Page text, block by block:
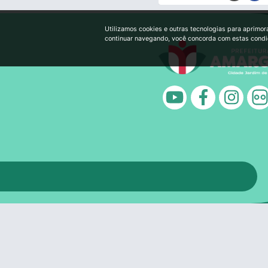
Utilizamos cookies e outras tecnologias para
continuar navegando, você concorda com estas